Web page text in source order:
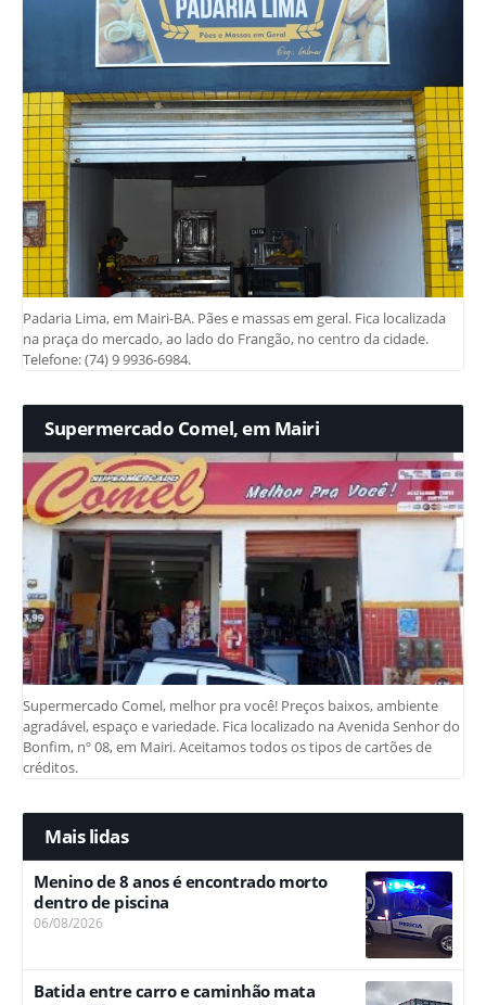
Padaria Lima, em Mairi-BA. Pães e massas em geral. Fica localizada
na praça do mercado, ao lado do Frangão, no centro da cidade.
Telefone: (74) 9 9936-6984.
Supermercado Comel, em Mairi
Supermercado Comel, melhor pra você! Preços baixos, ambiente
agradável, espaço e variedade. Fica localizado na Avenida Senhor do
Bonfim, nº 08, em Mairi. Aceitamos todos os tipos de cartões de
créditos.
Mais lidas
Menino de 8 anos é encontrado morto
dentro de piscina
06/08/2026
Batida entre carro e caminhão mata